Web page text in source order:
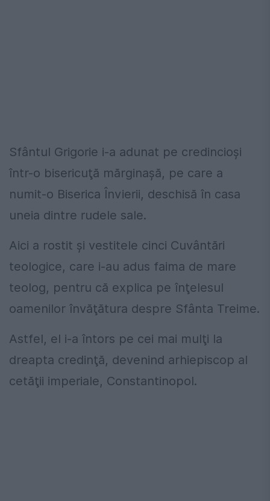
Sfântul Grigorie i-a adunat pe credincioşi
într-o bisericuţă mărginaşă, pe care a
numit-o Biserica Învierii, deschisă în casa
uneia dintre rudele sale.
Aici a rostit şi vestitele cinci Cuvântări
teologice, care i-au adus faima de mare
teolog, pentru că explica pe înţelesul
oamenilor învăţătura despre Sfânta Treime.
Astfel, el i-a întors pe cei mai mulţi la
dreapta credinţă, devenind arhiepiscop al
cetăţii imperiale, Constantinopol.